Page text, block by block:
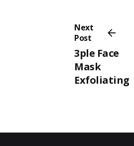
Next
Post
3ple Face
Mask
Exfoliating